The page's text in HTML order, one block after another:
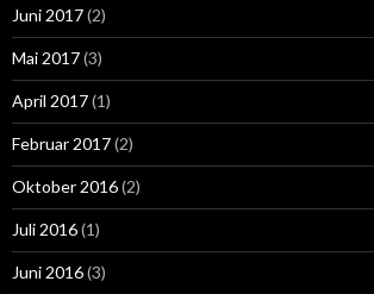
Juni 2017(2)
Mai 2017(3)
April 2017(1)
Februar 2017(2)
Oktober 2016(2)
Juli 2016(1)
Juni 2016(3)